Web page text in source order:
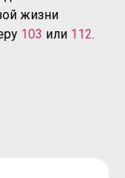
жизни
103 или 112.